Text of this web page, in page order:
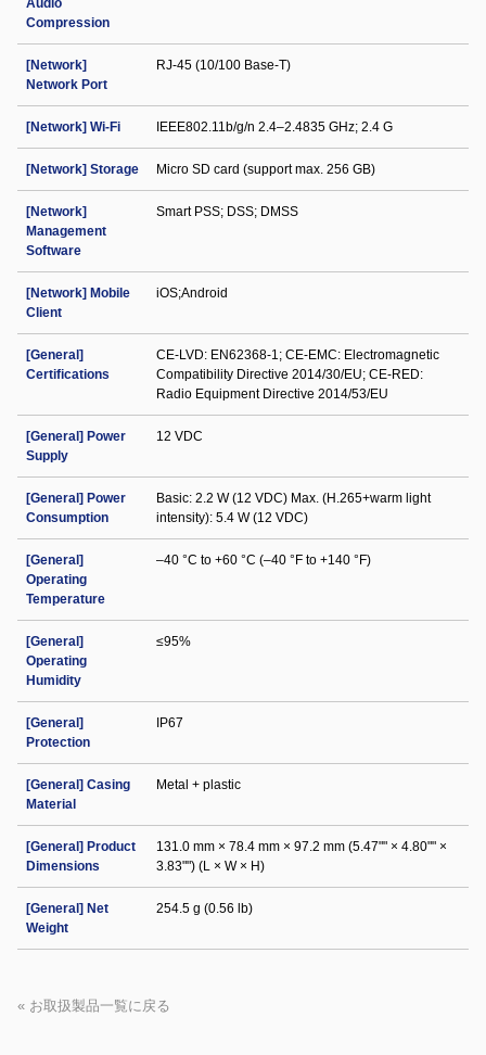
Audio
Compression
[Network]
Network Port
RJ-45 (10/100 Base-T)
[Network] Wi-Fi IEEE802.11b/g/n 2.4–2.4835 GHz; 2.4 G
[Network] Storage Micro SD card (support max. 256 GB)
[Network]
Management
Software
Smart PSS; DSS; DMSS
[Network] Mobile
Client
iOS;Android
[General]
Certifications
CE-LVD: EN62368-1; CE-EMC: Electromagnetic
Compatibility Directive 2014/30/EU; CE-RED:
Radio Equipment Directive 2014/53/EU
[General] Power
Supply
12 VDC
[General] Power
Consumption
Basic: 2.2 W (12 VDC) Max. (H.265+warm light
intensity): 5.4 W (12 VDC)
[General]
Operating
Temperature
–40 °C to +60 °C (–40 °F to +140 °F)
[General]
Operating
Humidity
≤95%
[General]
Protection
IP67
[General] Casing
Material
Metal + plastic
[General] Product
Dimensions
131.0 mm × 78.4 mm × 97.2 mm (5.47"" × 4.80"" ×
3.83"") (L × W × H)
[General] Net
Weight
254.5 g (0.56 lb)
« お取扱製品一覧に戻る